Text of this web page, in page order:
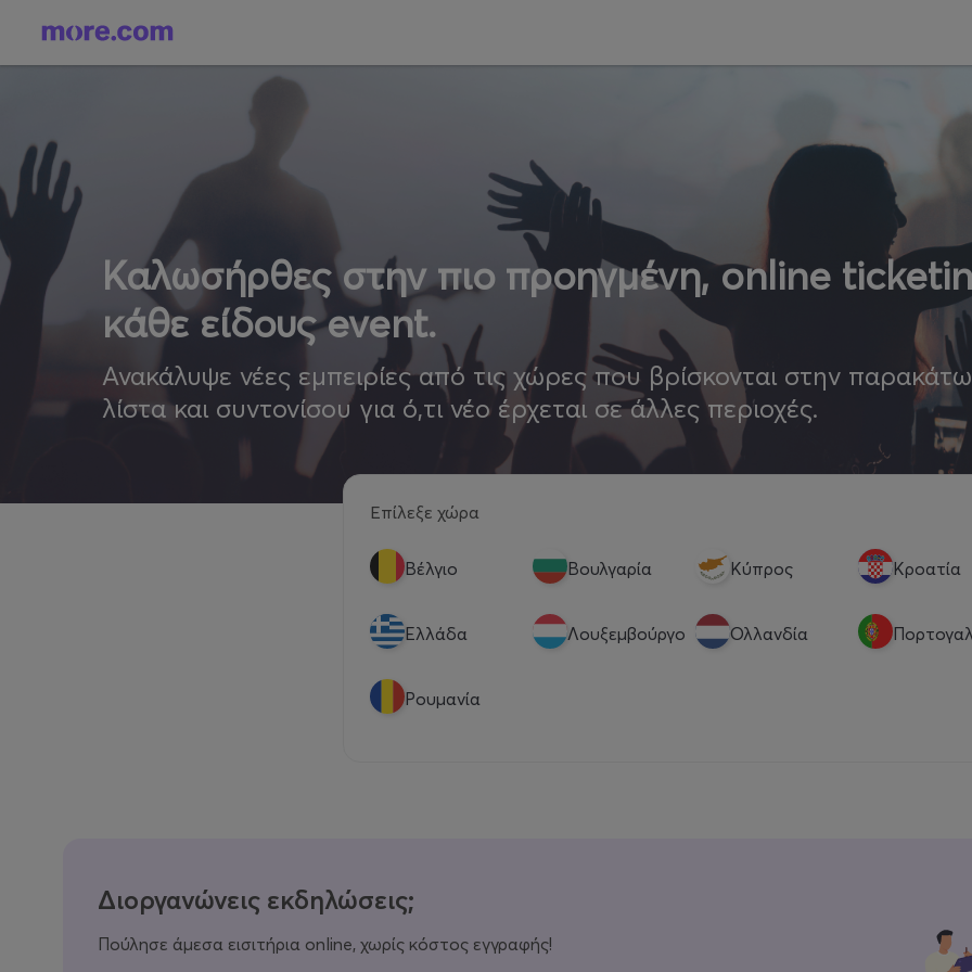
Καλωσήρθες στην πιο προηγμένη, online
κάθε είδους event.
Ανακάλυψε νέες εμπειρίες από τις χώρες που βρίσκονται στην παρακάτω
λίστα και συντονίσου για ό,τι νέο έρχεται σε άλλες περιοχές.
Επίλεξε χώρα
Βέλγιο Βουλγαρία Κύπρος Κροατία
Eλλάδα Λουξεμβούργο Ολλανδία
Ρουμανία
Διοργανώνεις εκδηλώσεις;
Πούλησε άμεσα εισιτήρια online, χωρίς κόστος εγγραφής!